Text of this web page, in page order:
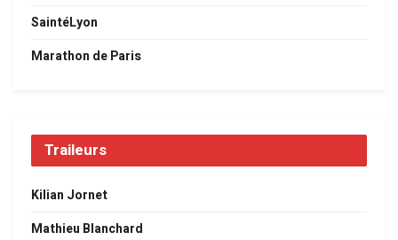
SaintéLyon
Marathon de Paris
Traileurs
Kilian Jornet
Mathieu Blanchard